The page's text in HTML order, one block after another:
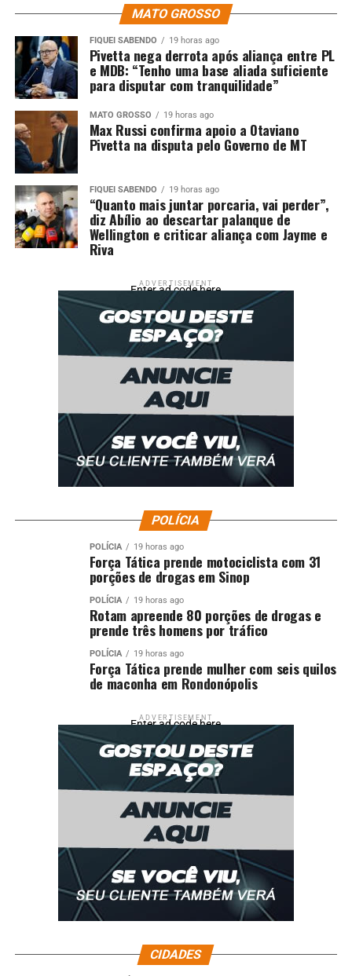
Haverá, ainda, pedido para parcelar dívidas de R$ 200
milhões da Empresa Cuiabana de Saúde Pública (ECSP)
relacionadas ao INSS (Instituto Nacional do Seguro
Social), IRRF (Imposto de Renda Retido na Fonte) e
fornecedores.
#PraCegoVer
A foto ilustra o prédio da Prefeitura de Cuiabá, com
predominância de cores verde e branca na fachada. É
possível visualizar também o piso da Praça Alencastro,
de tonalidade marrom-clara, com pés de árvore repletos
de folhas verdes em seus galhos.
Comentários
RELATED TOPICS: AVANÇA CUIABÁ
CUIABA..CBA
HERDADA MILHÕES
PROPOSTA QUITAR
Prefeitura de Cuiabá leva atendimentos de saúde a
pessoas em situação de rua
Projeto de incentivo ao escotismo de autoria de Paula
MATO GROSSO
FIQUEI SABENDO 19 horas ago
Pivetta nega derrota após aliança entre PL
e MDB: “Tenho uma base aliada suficiente
para disputar com tranquilidade”
MATO GROSSO 19 horas ago
Max Russi confirma apoio a Otaviano
Pivetta na disputa pelo Governo de MT
FIQUEI SABENDO 19 horas ago
“Quanto mais juntar porcaria, vai perder”,
diz Abílio ao descartar palanque de
Wellington e criticar aliança com Jayme e
Riva
ADVERTISEMENT
Enter ad code here
POLÍCIA
POLÍCIA 19 horas ago
Força Tática prende motociclista com 31
porções de drogas em Sinop
POLÍCIA 19 horas ago
Rotam apreende 80 porções de drogas e
prende três homens por tráfico
POLÍCIA 19 horas ago
Força Tática prende mulher com seis quilos
de maconha em Rondonópolis
ADVERTISEMENT
Enter ad code here
CIDADES